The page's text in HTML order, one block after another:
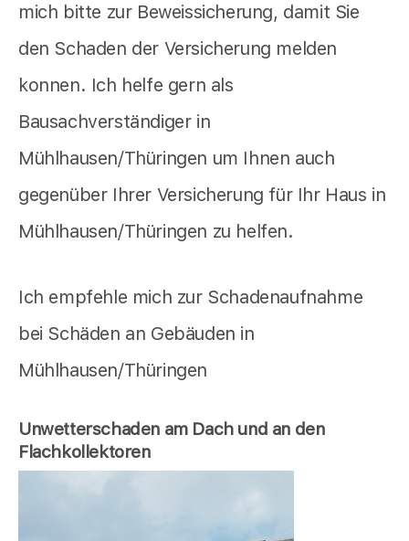
mich bitte zur Beweissicherung, damit Sie
den Schaden der Versicherung melden
konnen. Ich helfe gern als
Bausachverständiger in
Mühlhausen/Thüringen um Ihnen auch
gegenüber Ihrer Versicherung für Ihr Haus in
Mühlhausen/Thüringen zu helfen.
Ich empfehle mich zur Schadenaufnahme
bei Schäden an Gebäuden in
Mühlhausen/Thüringen
Unwetterschaden am Dach und an den
Flachkollektoren